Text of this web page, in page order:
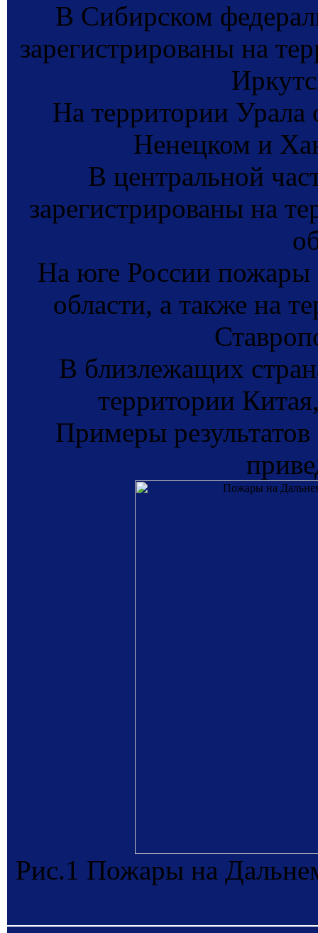
В Сибирском
зарегистрированы на
На территории
Ненецком и
В центральной
зарегистрированы на
На юге России пожары
области, а также на
В близлежащих
территории
Примеры
Рис.1 Пожары на